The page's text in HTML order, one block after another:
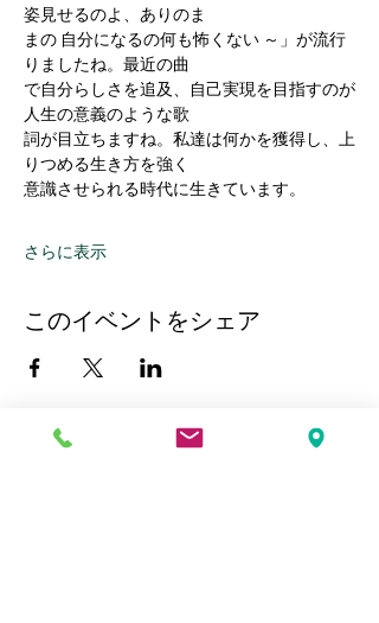
姿見せるのよ、ありのま
まの 自分になるの何も怖くない ～」が流行
りましたね。最近の曲
で自分らしさを追及、自己実現を目指すのが
人生の意義のような歌
詞が目立ちますね。私達は何かを獲得し、上
りつめる生き方を強く
意識させられる時代に生きています。
さらに表示
このイベントをシェア